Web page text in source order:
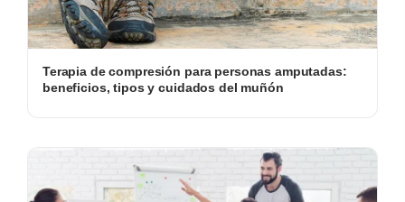
Terapia de compresión para personas amputadas:
beneficios, tipos y cuidados del muñón